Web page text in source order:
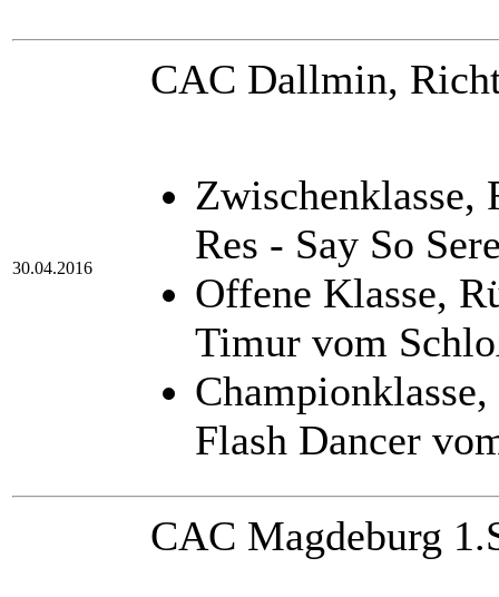
30.04.2016
CAC Dallmin,
Res - Say So
Offene Klasse,
Timur vom
Flash Dancer
CAC Magdeburg